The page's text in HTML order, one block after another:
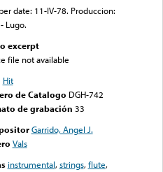
date: 11-IV-78. Produccion:
Lugo.
excerpt
file not available
Hit
de Catalogo DGH-742
de grabación 33
Garrido, Angel J.
Vals
instrumental,strings,flute,